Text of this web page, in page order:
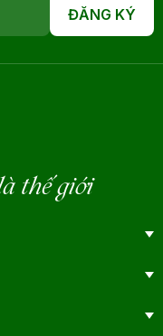
ĐĂNG KÝ
thế giới